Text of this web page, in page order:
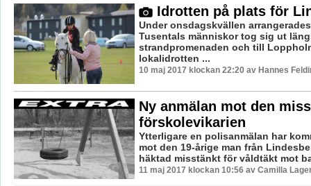
Idrotten på plats för
Under onsdagskvällen
Tusentals människor tog sig ut
strandpromenaden och till
lokalidrotten ...
10 maj 2017 klockan 22:20 av Hannes
Ny anmälan mot den
förskolevikarien
Ytterligare en polisanmälan har
mot den 19-årige man från
häktad misstänkt för våldtäkt mot
11 maj 2017 klockan 10:56 av Camilla